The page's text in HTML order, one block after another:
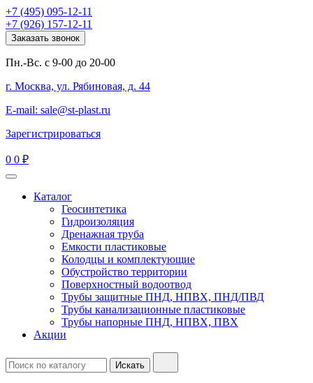
+7 (495) 095-12-11
+7 (926) 157-12-11
Заказать звонок
Пн.-Вс. с 9-00 до 20-00
г. Москва, ул. Рябиновая, д. 44
E-mail: sale@st-plast.ru
Зарегистрироваться
0 0 ₽
Каталог
Геосинтетика
Гидроизоляция
Дренажная труба
Емкости пластиковые
Колодцы и комплектующие
Обустройство территории
Поверхностный водоотвод
Трубы защитные ПНД, НПВХ, ПНД/ПВД
Трубы канализационные пластиковые
Трубы напорные ПНД, НПВХ, ПВХ
Акции